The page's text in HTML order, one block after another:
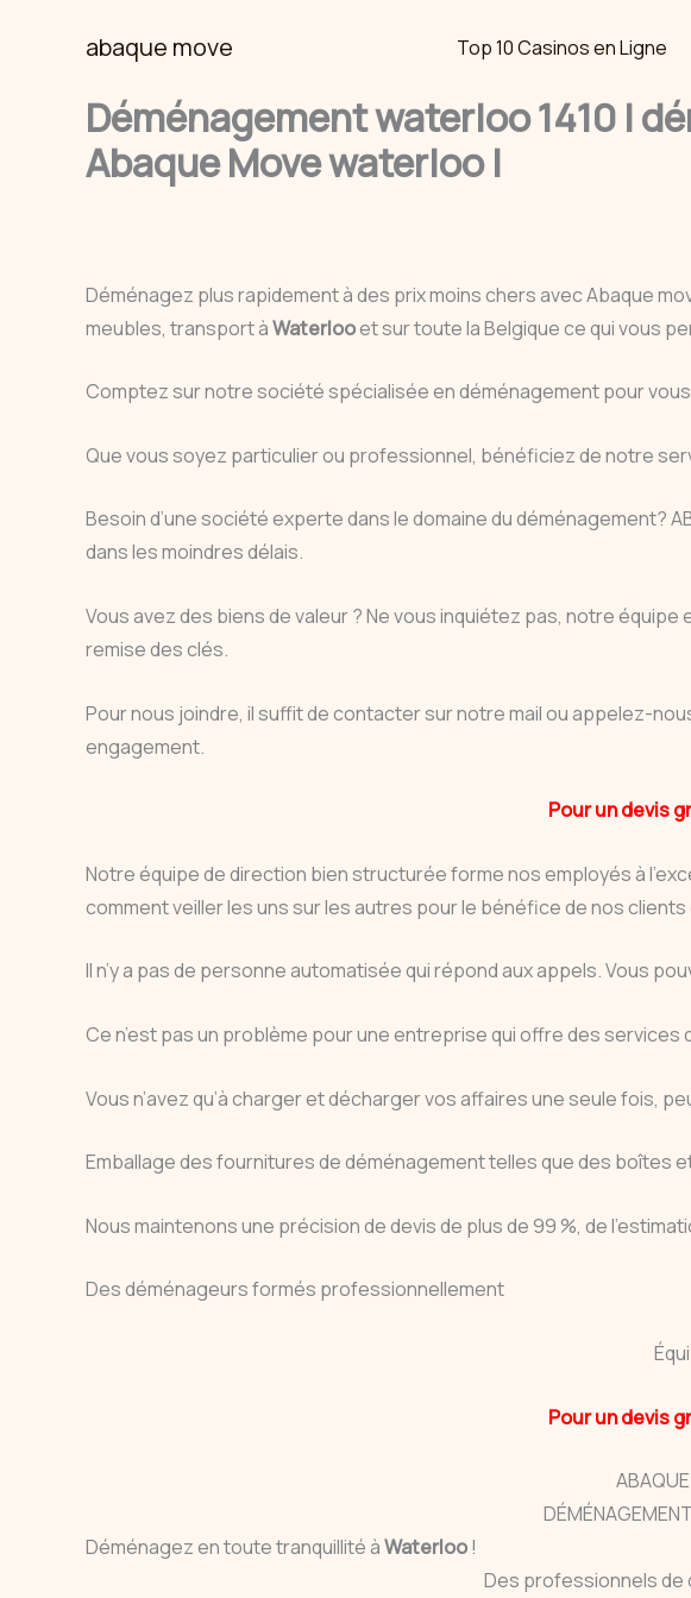
abaque move Top 10 Casinos en Ligne
Déménagement waterloo 1410 |
Abaque Move waterloo |
Déménagez plus rapidement à des prix moins chers avec Abaque
meubles, transport àWaterlooet sur toute la Belgique ce qui vous
Comptez sur notre société spécialisée en déménagement pour
Que vous soyez particulier ou professionnel, bénéficiez de notre
Besoin d’une société experte dans le domaine du déménagement?
dans les moindres délais.
Vous avez des biens de valeur ? Ne vous inquiétez pas, notre
remise des clés.
Pour nous joindre, il suffit de contacter sur notre mail ou appelez-
engagement.
Pour un devis
Notre équipe de direction bien structurée forme nos employés à
comment veiller les uns sur les autres pour le bénéfice de nos clients
Il n’y a pas de personne automatisée qui répond aux appels. Vous
Ce n’est pas un problème pour une entreprise qui offre des
Vous n’avez qu’à charger et décharger vos affaires une seule fois,
Emballage des fournitures de déménagement telles que des boîtes
Nous maintenons une précision de devis de plus de 99 %, de
Des déménageurs formés professionnellement
Pour un devis
Déménagez en toute tranquillité àWaterloo!
Des professionnels de